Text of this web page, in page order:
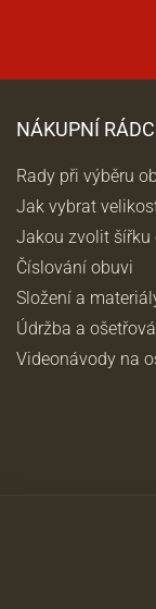
NÁKUPNÍ
Rady při výběru
Jak vybrat
Jakou zvolit šířku
Číslování obuvi
Složení a
Údržba a
Videonávody na